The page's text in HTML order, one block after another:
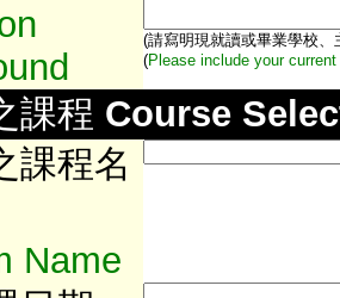
(請寫明現就讀或畢業學校、
(Please include your
課程 Course
課程名
Name